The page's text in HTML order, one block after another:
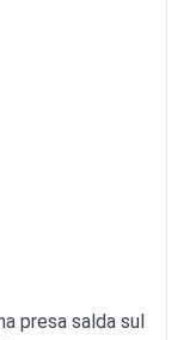
presa salda sul